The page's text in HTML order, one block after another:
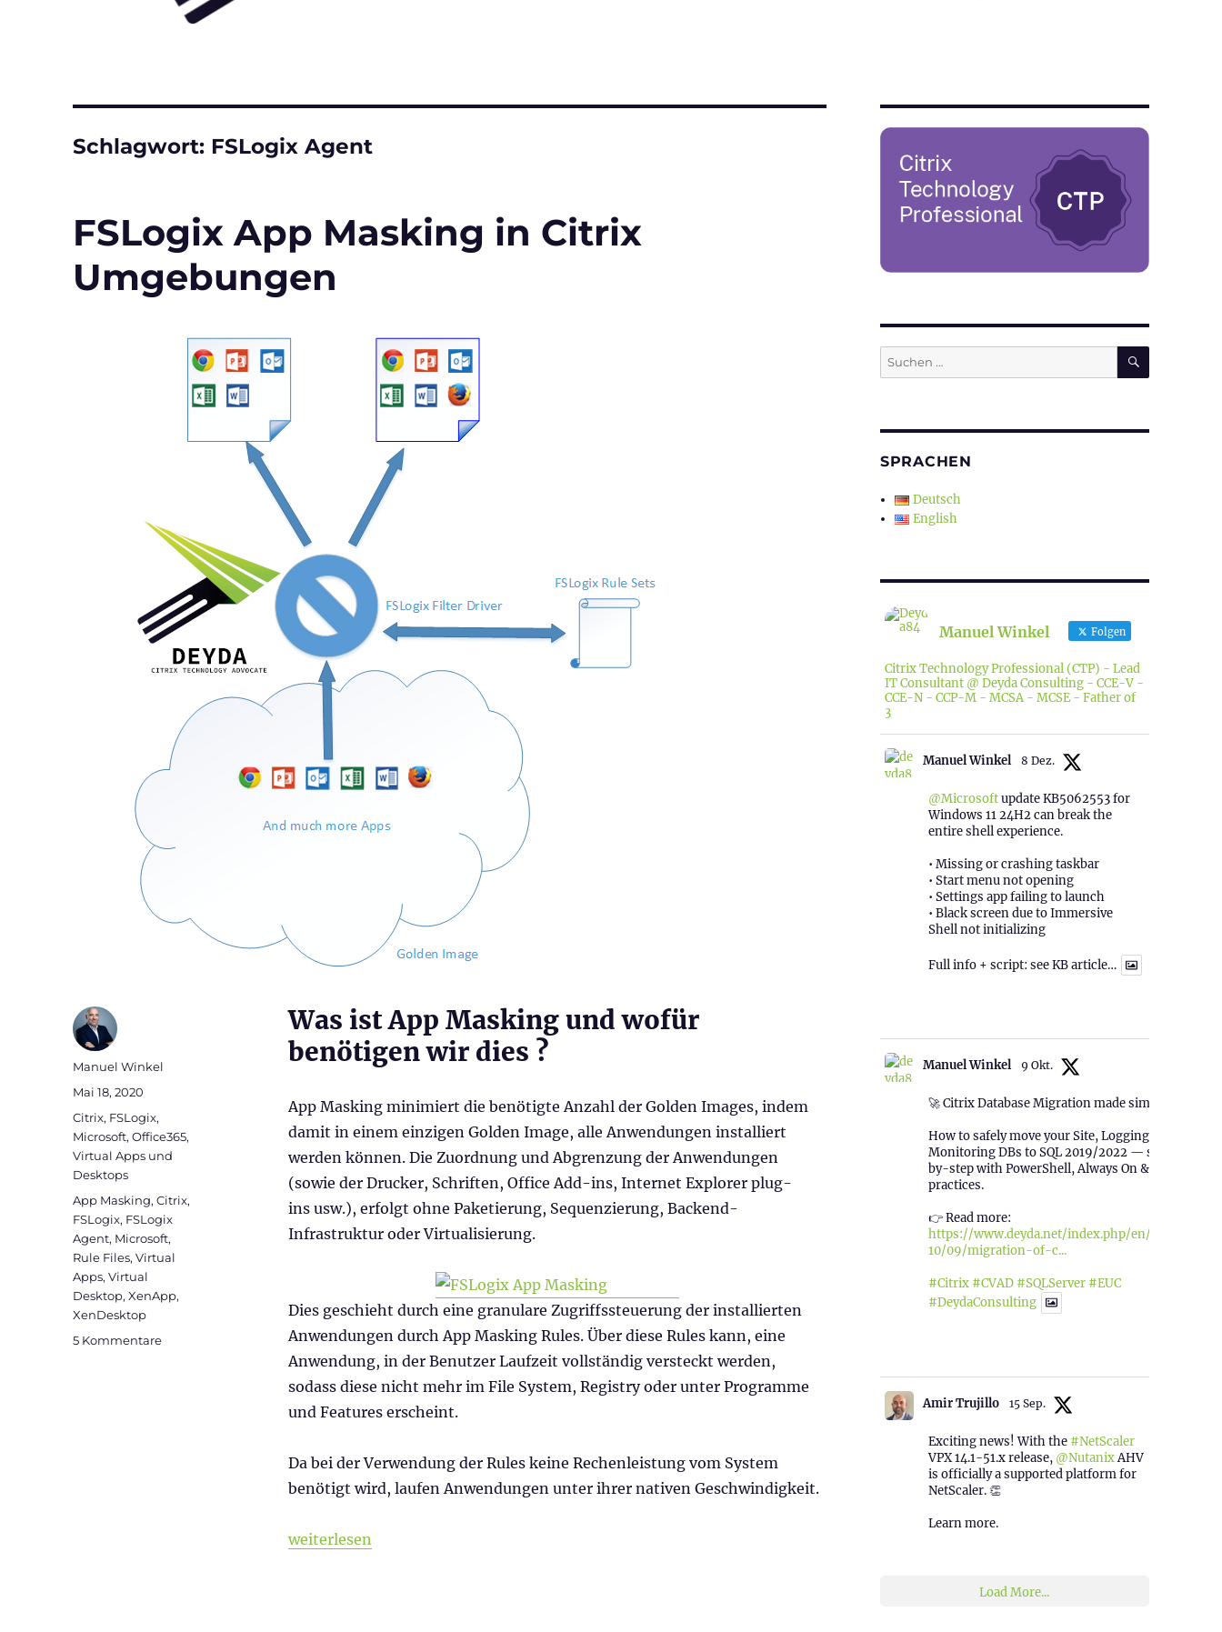
Schlagwort: FSLogix Agent
FSLogix App Masking in Citrix
Umgebungen
Was ist App Masking und wofür
benötigen wir dies ?
App Masking minimiert die benötigte Anzahl der Golden Images, indem
damit in einem einzigen Golden Image, alle Anwendungen installiert
werden können. Die Zuordnung und Abgrenzung der Anwendungen
(sowie der Drucker, Schriften, Office Add-ins, Internet Explorer plug-
ins usw.), erfolgt ohne Paketierung, Sequenzierung, Backend-
Infrastruktur oder Virtualisierung.
Dies geschieht durch eine granulare Zugriffssteuerung der installierten
Anwendungen durch App Masking Rules. Über diese Rules kann, eine
Anwendung, in der Benutzer Laufzeit vollständig versteckt werden,
sodass diese nicht mehr im File System, Registry oder unter Programme
und Features erscheint.
Da bei der Verwendung der Rules keine Rechenleistung vom System
benötigt wird, laufen Anwendungen unter ihrer nativen Geschwindigkeit.
„FSLogix App Masking in Citrix Umgebungen“
weiterlesen
Autor
Manuel Winkel
Veröffentlicht
am
Mai 18, 2020
Kategorien
Citrix, FSLogix,
Microsoft,Office365,
Virtual Apps und
Desktops
Schlagwörter
App Masking,Citrix,
FSLogix, FSLogix
Agent, Microsoft,
Rule Files,Virtual
Apps,Virtual
Desktop,XenApp,
XenDesktop
5 Kommentarezu
Suchen
nach:
SUCHEN
SPRACHEN
Deutsch
English
Manuel Winkel Folgen
Citrix Technology Professional (CTP) - Lead
IT Consultant @ Deyda Consulting - CCE-V -
CCE-N - CCP-M - MCSA - MCSE - Father of
3
Manuel Winkel 8 Dez.
@Microsoftupdate KB5062553 for
Windows 11 24H2 can break the
entire shell experience.
• Missing or crashing taskbar
• Start menu not opening
• Settings app failing to launch
• Black screen due to Immersive
Shell not initializing
Full info + script: see KB article…
Manuel Winkel 9 Okt.
🚀 Citrix Database Migration made simple!
How to safely move your Site, Logging &
Monitoring DBs to SQL 2019/2022 — step-
by-step with PowerShell, Always On & best
practices.
👉 Read more:
https://www.deyda.net/index.php/en/2025/
10/09/migration-of-c...
#Citrix #CVAD #SQLServer #EUC
#DeydaConsulting
Amir Trujillo 15 Sep.
Exciting news! With the #NetScaler
VPX 14.1-51.x release, @NutanixAHV
is officially a supported platform for
NetScaler. 👏
Learn more.
Load More...